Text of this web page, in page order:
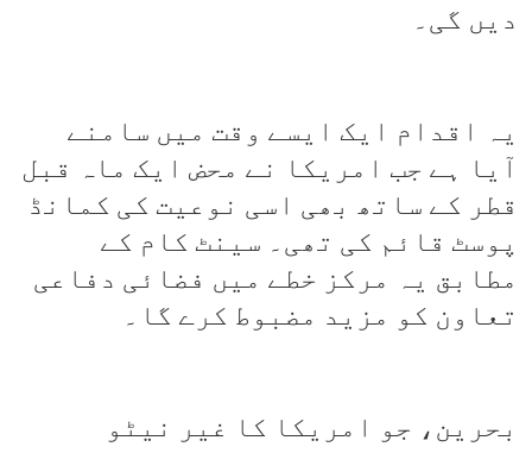
دیں گی۔
یہ اقدام ایک ایسے وقت میں سامنے
آیا ہے جب امریکا نے محض ایک ماہ قبل
قطر کے ساتھ بھی اسی نوعیت کی کمانڈ
پوسٹ قائم کی تھی۔ سینٹ کام کے
مطابق یہ مرکز خطے میں فضائی دفاعی
تعاون کو مزید مضبوط کرے گا۔
بحرین، جو امریکا کا غیر نیٹو